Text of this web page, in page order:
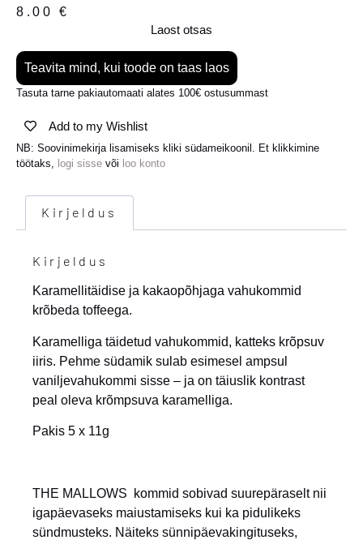
8.00 €
Laost otsas
Teavita mind, kui toode on taas laos
Tasuta tarne pakiautomaati alates 100€ ostusummast
Add to my Wishlist
NB: Soovinimekirja lisamiseks kliki südameikoonil. Et klikkimine
töötaks, logi sisse või loo konto
Kirjeldus
Kirjeldus
Karamellitäidise ja kakaopõhjaga vahukommid
krõbeda toffeega.
Karamelliga täidetud vahukommid, katteks krõpsuv
iiris. Pehme südamik sulab esimesel ampsul
vaniljevahukommi sisse – ja on täiuslik kontrast
peal oleva krõmpsuva karamelliga.
Pakis 5 x 11g
THE MALLOWS kommid sobivad suurepäraselt nii
igapäevaseks maiustamiseks kui ka pidulikeks
sündmusteks. Näiteks sünnipäevakingituseks,